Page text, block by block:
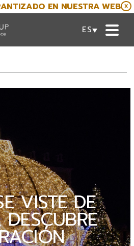
X
EN NUESTRA WEB
ESPAÑOL
VISTE DE